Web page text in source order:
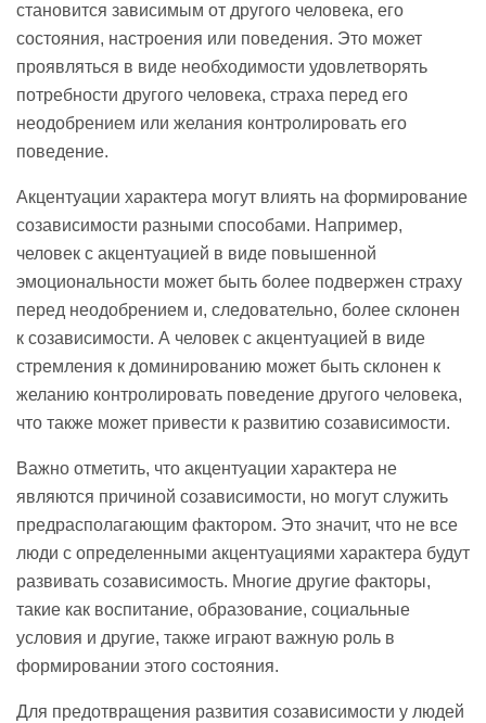
становится зависимым от другого человека, его
состояния, настроения или поведения. Это может
проявляться в виде необходимости удовлетворять
потребности другого человека, страха перед его
неодобрением или желания контролировать его
поведение.
Акцентуации характера могут влиять на формирование
созависимости разными способами. Например,
человек с акцентуацией в виде повышенной
эмоциональности может быть более подвержен страху
перед неодобрением и, следовательно, более склонен
к созависимости. А человек с акцентуацией в виде
стремления к доминированию может быть склонен к
желанию контролировать поведение другого человека,
что также может привести к развитию созависимости.
Важно отметить, что акцентуации характера не
являются причиной созависимости, но могут служить
предрасполагающим фактором. Это значит, что не все
люди с определенными акцентуациями характера будут
развивать созависимость. Многие другие факторы,
такие как воспитание, образование, социальные
условия и другие, также играют важную роль в
формировании этого состояния.
Для предотвращения развития созависимости у людей